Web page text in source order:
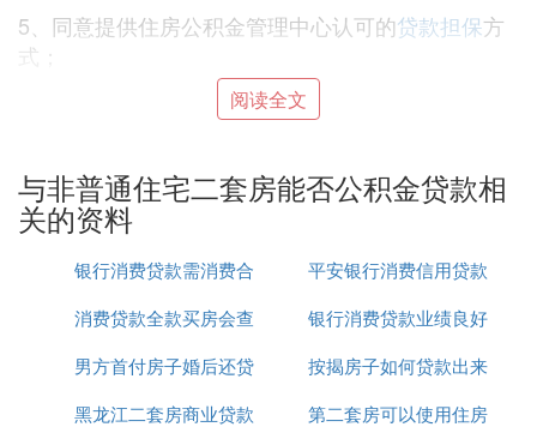
5、同意提供住房公积金管理中心认可的贷款担保方
式；
6、借款人及配偶没有尚未还清的住房公积金贷款或
2. 涓婃捣璐涔扮浜屽楁埧鏀跨瓥
涓婃捣璐涔扮浜屽楁埧鏀跨瓥濡備笅锛
1銆侀栦粯姣斾緥锛氫簩濂楁埧鏅閫氫綇瀹呴栦粯鏈
浣庝负50%锛岄潪鏅閫氭т綇瀹呴栦粯鏈浣庝负70%
2銆佽捶娆惧埄鐜囷細浜屽楁埧璐锋惧埄鐜囦細姣斾
箣鍓嶄笂璋10%宸﹀彸锛
3銆佽捶娆鹃濆害锛氫簩濂楁埧涓浜鸿捶娆炬渶澶ч濆
阅读全文
与非普通住宅二套房能否公积金贷款相
关的资料
银行消费贷款需消费合
同吗
平安银行消费信用贷款
利率
消费贷款全款买房会查
吗
银行消费贷款业绩良好
简报
男方首付房子婚后还贷
款
按揭房子如何贷款出来
黑龙江二套房商业贷款
第二套房可以使用住房